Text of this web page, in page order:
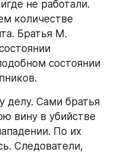
не работали.
количестве
Братья М.
состоянии
делу. Сами братья
вину в убийстве
По их
Следователи,